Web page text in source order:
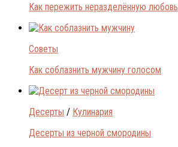
Как пережить неразделённую любовь
Советы
Как соблазнить мужчину голосом
Десерты / Кулинария
Десерты из черной смородины